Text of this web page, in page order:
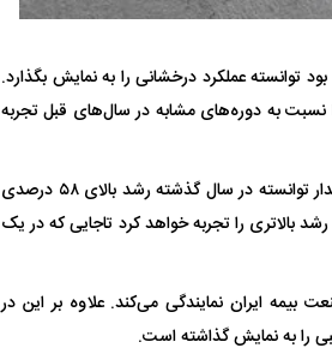
توانسته عملکرد درخشانی را به نمایش بگذارد.
به دوره‌های مشابه در سال‌های قبل تجربه
بیمه پارسیان که با برنامه ریزی‌های دقیق و بسترسازی‌های مناسب برای رشد پایدار توانسته در سال گذشته رشد بالای ۵۸ درصدی
بالاتری را تجربه خواهد کرد تاجایی که در یک
ایران نمایندگی می‌کند. علاوه بر این در
را به نمایش گذاشته است.
مرگبارتر پهپادهای ایرانی | پهپاد انتحاری
جدید ایران چیست؟